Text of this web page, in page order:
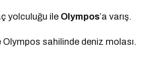
yolculuğu ile Olympos’a varış.
Olympos sahilinde deniz molası.